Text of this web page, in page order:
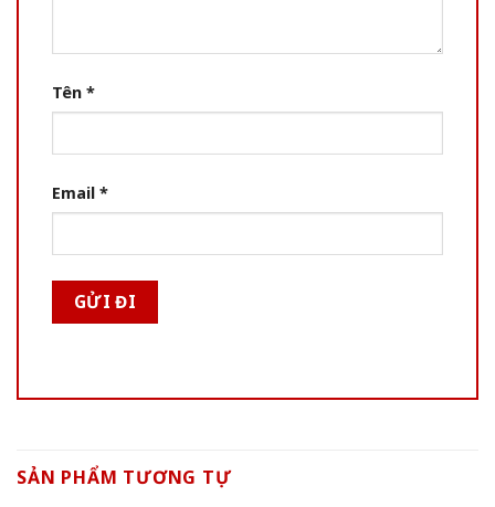
Tên *
Email *
SẢN PHẨM TƯƠNG TỰ